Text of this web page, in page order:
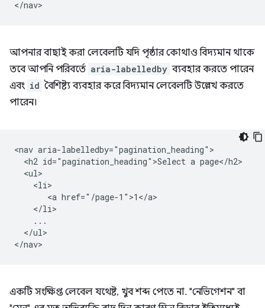
আপনার বাছাই করা লেবেলটি যদি পৃষ্ঠার কোথাও বিদ্যমান থাকে
তবে আপনি পরিবর্তে aria-labelledby ব্যবহার করতে পারেন
এবং id বৈশিষ্ট্য ব্যবহার করে বিদ্যমান লেবেলটি উল্লেখ করতে
পারেন।
<nav aria-labelledby="pagination_heading">
  <h2 id="pagination_heading">Select a page</h2>
  <ul>
    <li>
       <a href="/page-1">1</a>
    </li>
    ...
  </ul>
একটি সংক্ষিপ্ত লেবেল যথেষ্ট, খুব শব্দ পেতে না. "নেভিগেশন" বা